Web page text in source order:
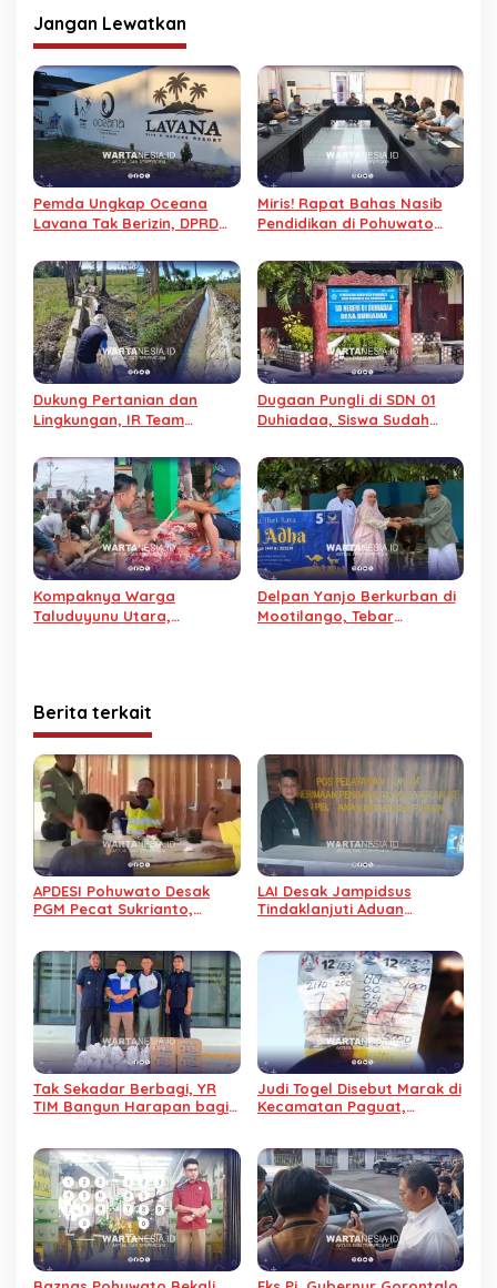
Jangan Lewatkan
Pemda Ungkap Oceana
Lavana Tak Berizin, DPRD
Ditutup
Miris! Rapat Bahas Nasib
Pendidikan di Pohuwato
Anggota DPRD
Dukung Pertanian dan
Lingkungan, IR Team
Swadaya
Dugaan Pungli di SDN 01
Duhiadaa, Siswa Sudah
Kunjung Diterima
Kompaknya Warga
Taluduyunu Utara,
Delpan Yanjo Berkurban di
Mootilango, Tebar
Berita terkait
APDESI Pohuwato Desak
PGM Pecat Sukrianto,
LAI Desak Jampidsus
Tindaklanjuti Aduan
Tani
Tak Sekadar Berbagi, YR
TIM Bangun Harapan bagi
Judi Togel Disebut Marak di
Kecamatan Paguat,